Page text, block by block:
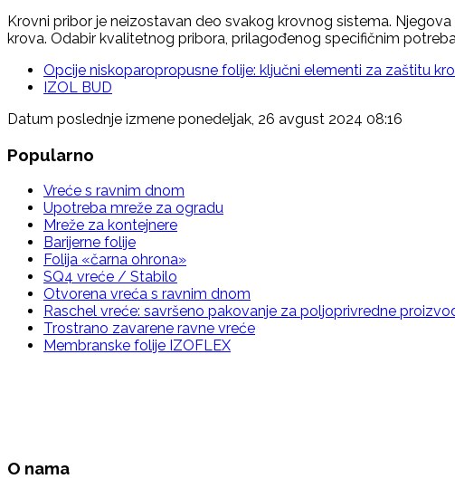
Krovni pribor je neizostavan deo svakog krovnog sistema.
krova. Odabir kvalitetnog pribora, prilagođenog specifičnim
Opcije niskoparopropusne folije: ključni elementi za zaštitu
IZOL BUD
Datum poslednje izmene ponedeljak, 26 avgust 2024 08:16
Popularno
Vreće s ravnim dnom
Upotreba mreže za ogradu
Mreže za kontejnere
Barijerne folije
Folija «čarna ohrona»
SQ4 vreće / Stabilo
Otvorena vreća s ravnim dnom
Raschel vreće: savršeno pakovanje za poljoprivredne
Trostrano zavarene ravne vreće
Membranske folije IZOFLEX
O nama